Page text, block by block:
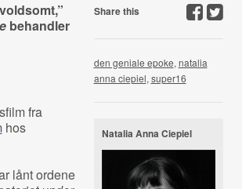
behandler
fra
hos
lånt ordene
Share this
den geniale epoke, natalia
anna ciepiel, super16
Natalia Anna Ciepiel